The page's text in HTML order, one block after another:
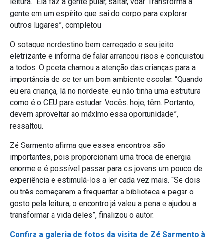
gente em um espírito que sai do corpo para explorar
outros lugares”, completou
O sotaque nordestino bem carregado e seu jeito
eletrizante e informa de falar arrancou risos e conquistou
a todos. O poeta chamou a atenção das crianças para a
importância de se ter um bom ambiente escolar. “Quando
eu era criança, lá no nordeste, eu não tinha uma estrutura
como é o CEU para estudar. Vocês, hoje, têm. Portanto,
devem aproveitar ao máximo essa oportunidade”,
ressaltou.
Zé Sarmento afirma que esses encontros são
importantes, pois proporcionam uma troca de energia
enorme e é possível passar para os jovens um pouco de
experiência e estimulá-los a ler cada vez mais. “Se dois
ou três começarem a frequentar a biblioteca e pegar o
gosto pela leitura, o encontro já valeu a pena e ajudou a
transformar a vida deles”, finalizou o autor.
Confira a galeria de fotos da visita de Zé Sarmento à